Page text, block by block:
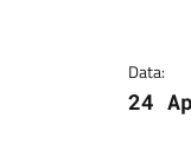
Data:
24